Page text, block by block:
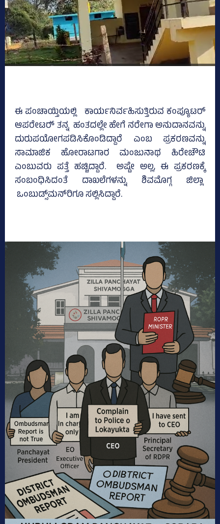
ಈ ಪಂಚಾಯ್ತಿಯಲ್ಲಿ ಕಾರ್ಯನಿರ್ವಹಿಸುತ್ತಿರುವ ಕಂಪ್ಯೂಟರ್
ಆಪರೇಟರ್‍‌ ತನ್ನ ಹಂತದಲ್ಲೇ ಹೇಗೆ ನರೇಗಾ ಅನುದಾನವನ್ನು
ದುರುಪಯೋಗಪಡಿಸಿಕೊಂಡಿದ್ದಾರೆ ಎಂಬ ಪ್ರಕರಣವನ್ನು
ಸಾಮಾಜಿಕ ಹೋರಾಟಗಾರ ಮಂಜುನಾಥ ಹಿರೇಚೌಟಿ
ಎಂಬುವರು ಪತ್ತೆ ಹಚ್ಚಿದ್ದಾರೆ. ಅಷ್ಟೇ ಅಲ್ಲ, ಈ ಪ್ರಕರಣಕ್ಕೆ
ಸಂಬಂಧಿಸಿದಂತೆ ದಾಖಲೆಗಳನ್ನು ಶಿವಮೊಗ್ಗ ಜಿಲ್ಲಾ
ಒಂಬುಡ್ಸ್‌ಮನ್‌ರಿಗೂ ಸಲ್ಲಿಸಿದ್ದಾರೆ.